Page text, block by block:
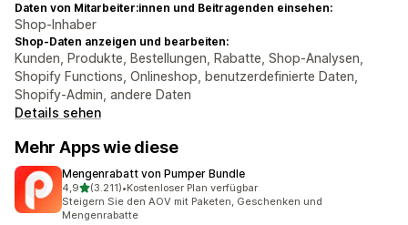
Daten von Mitarbeiter:innen und Beitragenden einsehen:
Shop-Inhaber
Shop-Daten anzeigen und bearbeiten:
Kunden, Produkte, Bestellungen, Rabatte, Shop-Analysen,
Shopify Functions, Onlineshop, benutzerdefinierte Daten,
Shopify-Admin, andere Daten
Details sehen
Mehr Apps wie diese
Mengenrabatt von Pumper Bundle
4,9von 5 Sternen
(3.211)
3211 Rezensionen insgesamt
•Kostenloser Plan verfügbar
Steigern Sie den AOV mit Paketen, Geschenken und
Mengenrabatte